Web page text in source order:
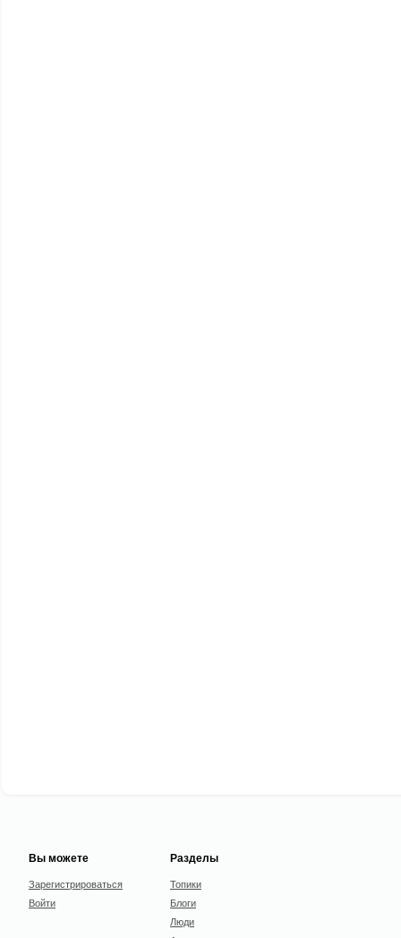
Вы можете
Зарегистрироваться
Войти
Разделы
Топики
Блоги
Люди